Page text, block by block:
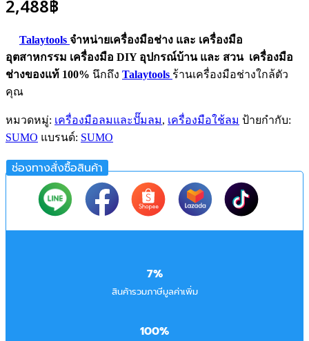
2,488฿
Talaytools จำหน่ายเครื่องมือช่าง และ เครื่องมือ
อุตสาหกรรม เครื่องมือ DIY อุปกรณ์บ้าน และ สวน เครื่องมือ
ช่างของแท้ 100% นึกถึง Talaytools ร้านเครื่องมือช่างใกล้ตัว
คุณ
หมวดหมู่: เครื่องมือลมและปั๊มลม, เครื่องมือใช้ลม ป้ายกำกับ:
SUMO แบรนด์: SUMO
ช่องทางสั่งซื้อสินค้า
7%
สินค้ารวมภาษีมูลค่าเพิ่ม
100%